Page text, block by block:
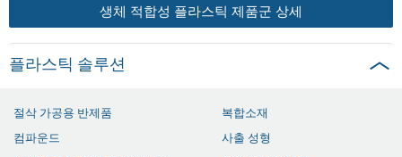
생체 적합성 플라스틱 제품군 상세
플라스틱 솔루션
절삭 가공용 반제품
컴파운드
복합소재
사출 성형